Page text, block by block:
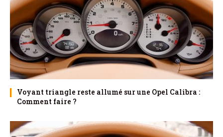
Voyant triangle reste allumé sur une Opel Calibra :
Comment faire ?